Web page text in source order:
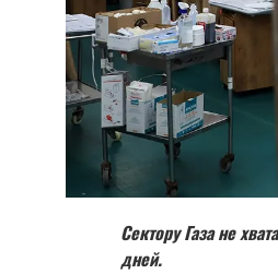
Сектору Газа не
дней.